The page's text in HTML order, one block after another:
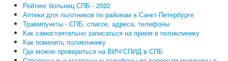
Рейтинг больниц СПБ - 2022
Аптеки для льготников по районам в Санкт-Петербурге
Травмпункты - СПБ, список, адреса, телефоны
Как самостоятельно записаться на прием в поликлинику
Как поменять поликлинику
Где можно провериться на ВИЧ/СПИД в СПБ